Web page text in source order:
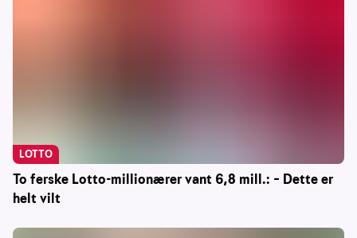
To ferske Lotto-millionærer vant 6,8 mill.: – Dette er
helt vilt
LOTTO